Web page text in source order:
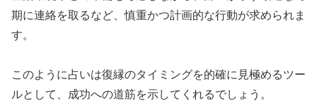
期に連絡を取るなど、慎重かつ計画的な行動が求められま
す。
このように占いは復縁のタイミングを的確に見極めるツー
ルとして、成功への道筋を示してくれるでしょう。